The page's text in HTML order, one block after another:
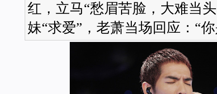
红，立马“愁眉苦脸，大难当
妹“求爱”，老萧当场回应：“